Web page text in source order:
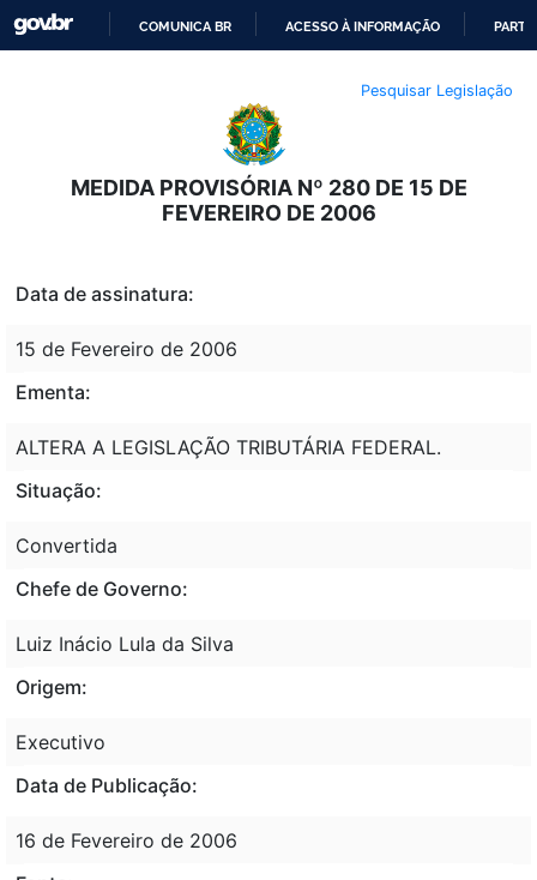
O
CONTEÚDO
COMUNICA BR ACESSO À INFORMAÇÃO
Pesquisar Legislação
MEDIDA PROVISÓRIA Nº 280 DE 15 DE
FEVEREIRO DE 2006
Data de assinatura:
15 de Fevereiro de 2006
Ementa:
ALTERA A LEGISLAÇÃO TRIBUTÁRIA FEDERAL.
Situação:
Convertida
Chefe de Governo:
Luiz Inácio Lula da Silva
Origem:
Executivo
Data de Publicação:
16 de Fevereiro de 2006